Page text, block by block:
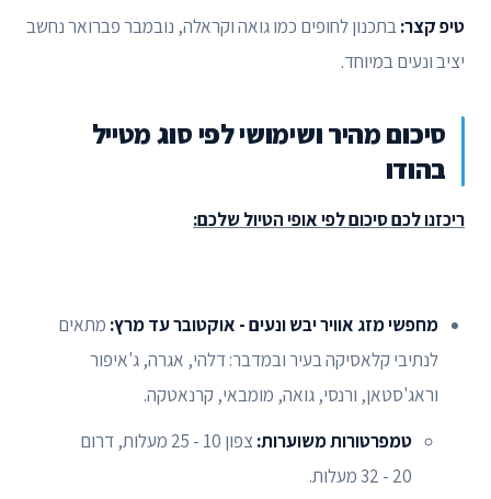
טיפ קצר:בתכנון לחופים כמו גואה וקראלה, נובמבר פברואר נחשב
יציב ונעים במיוחד.
סיכום מהיר ושימושי לפי סוג מטייל
בהודו
ריכזנו לכם סיכום לפי אופי הטיול שלכם:
מחפשי מזג אוויר יבש ונעים - אוקטובר עד מרץ: מתאים
לנתיבי קלאסיקה בעיר ובמדבר: דלהי, אגרה, ג'איפור
וראג'סטאן, ורנסי, גואה, מומבאי, קרנאטקה.
טמפרטורות משוערות:
צפון 10 - 25 מעלות, דרום
20 - 32 מעלות.